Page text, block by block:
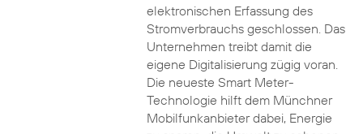
elektronischen Erfassung des
Stromverbrauchs geschlossen. Das
Unternehmen treibt damit die
eigene Digitalisierung zügig voran.
Die neueste Smart Meter-
Technologie hilft dem Münchner
Mobilfunkanbieter dabei, Energie